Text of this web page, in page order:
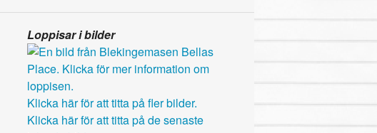
Loppisar i bilder
Klicka här för att titta på fler bilder.
Klicka här för att titta på de senaste